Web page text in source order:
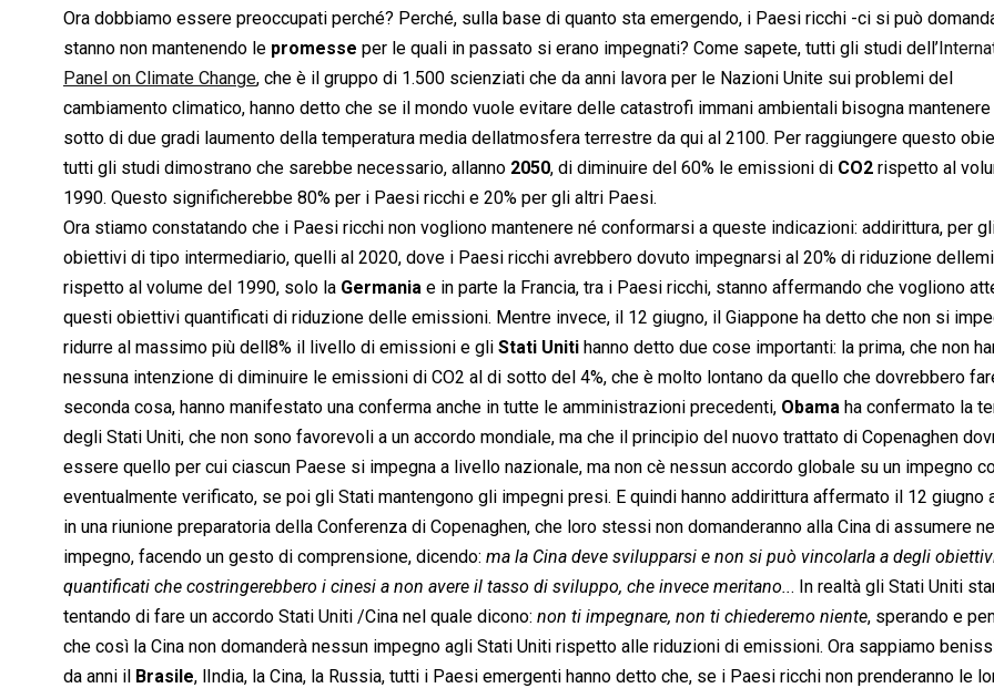
Ora dobbiamo essere preoccupati perché? Perché, sulla base di quanto sta emergendo, i Paesi ricchi -ci si può
stanno non mantenendo le promesse per le quali in passato si erano impegnati? Come sapete, tutti gli studi dell’
Panel on Climate Change, che è il gruppo di 1.500 scienziati che da anni lavora per le Nazioni Unite sui problemi del
cambiamento climatico, hanno detto che se il mondo vuole evitare delle catastrofi immani ambientali bisogna
sotto di due gradi laumento della temperatura media dellatmosfera terrestre da qui al 2100. Per raggiungere questo
tutti gli studi dimostrano che sarebbe necessario, allanno 2050, di diminuire del 60% le emissioni di CO2 rispetto al
1990. Questo significherebbe 80% per i Paesi ricchi e 20% per gli altri Paesi.
Ora stiamo constatando che i Paesi ricchi non vogliono mantenere né conformarsi a queste indicazioni: addirittura, per
obiettivi di tipo intermediario, quelli al 2020, dove i Paesi ricchi avrebbero dovuto impegnarsi al 20% di riduzione
rispetto al volume del 1990, solo la Germania e in parte la Francia, tra i Paesi ricchi, stanno affermando che vogliono
questi obiettivi quantificati di riduzione delle emissioni. Mentre invece, il 12 giugno, il Giappone ha detto che non si
ridurre al massimo più dell8% il livello di emissioni e gli Stati Uniti hanno detto due cose importanti: la prima, che non
nessuna intenzione di diminuire le emissioni di CO2 al di sotto del 4%, che è molto lontano da quello che dovrebbero
seconda cosa, hanno manifestato una conferma anche in tutte le amministrazioni precedenti, Obama ha confermato la
degli Stati Uniti, che non sono favorevoli a un accordo mondiale, ma che il principio del nuovo trattato di Copenaghen
essere quello per cui ciascun Paese si impegna a livello nazionale, ma non cè nessun accordo globale su un impegno
eventualmente verificato, se poi gli Stati mantengono gli impegni presi. E quindi hanno addirittura affermato il 12 giugno
in una riunione preparatoria della Conferenza di Copenaghen, che loro stessi non domanderanno alla Cina di assumere
impegno, facendo un gesto di comprensione, dicendo:  ma la Cina deve svilupparsi e non si può vincolarla a degli
quantificati che costringerebbero i cinesi a non avere il tasso di sviluppo, che invece meritano... In realtà gli Stati Uniti
tentando di fare un accordo Stati Uniti /Cina nel quale dicono:  non ti impegnare, non ti chiederemo niente, sperando e
che così la Cina non domanderà nessun impegno agli Stati Uniti rispetto alle riduzioni di emissioni. Ora sappiamo
da anni il Brasile, lIndia, la Cina, la Russia, tutti i Paesi emergenti hanno detto che, se i Paesi ricchi non prenderanno le